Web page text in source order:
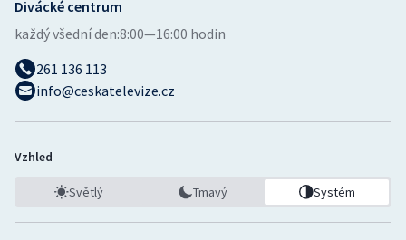
Divácké centrum
každý všední den:8:00—16:00 hodin
261 136 113
info@ceskatelevize.cz
Vzhled
Světlý Tmavý Systém